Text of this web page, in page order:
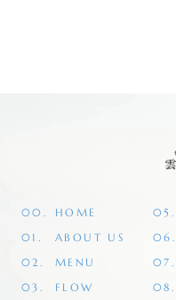
00.
HOME
01.
ABOUT US
02.
MENU
03.
FLOW
05.
06.
07.
08.